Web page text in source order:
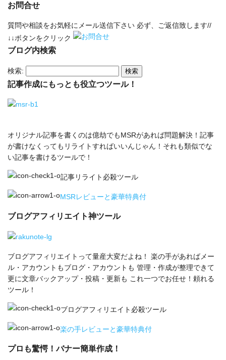
お問合せ
質問や相談をお気軽にメール送信下さい 必ず、ご返信致します//
↓↓ボタンをクリック
ブログ内検索
検索:
記事作成にもっとも役立つツール！
オリジナル記事を書くのは億劫でもMSRがあれば問題解決！記事
が書けなくってもリライトすればいいんじゃん！それも類似でな
い記事を書けるツールで！
記事リライト必殺ツール
MSRレビューと豪華特典付
ブログアフィリエイト神ツール
ブログアフィリエイトって量産大変だよね！ 楽の手があればメー
ル・アカウントもブログ・アカウントも 管理・作成が整理できて
更に文章バックアップ・投稿・更新も これ一つでお任せ！頼れる
ツール！
ブログアフィリエイト必殺ツール
楽の手レビューと豪華特典付
プロも驚愕！バナー簡単作成！